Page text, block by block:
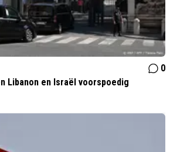
0
Libanon en Israël voorspoedig